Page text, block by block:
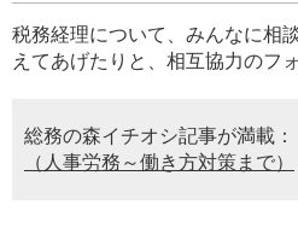
税務経理について、みんなに相
えてあげたりと、相互協力のフ
総務の森イチオシ記事が満載：
（人事労務～働き方対策まで）